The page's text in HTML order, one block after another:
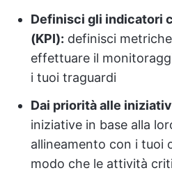
Definisci gli indicatori
(KPI): definisci
effettuare il
i tuoi traguardi
Dai priorità alle
iniziative in base alla
allineamento con i tuoi
modo che le attività